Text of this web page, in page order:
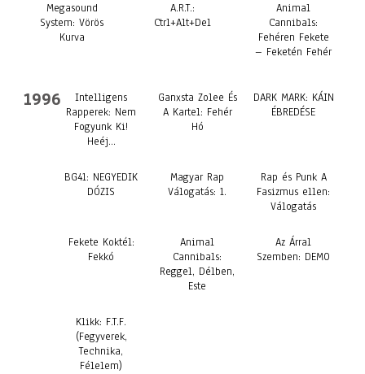
Megasound
System: Vörös
Kurva
A.R.T.:
Ctrl+Alt+Del
Animal
Cannibals:
Fehéren Fekete
– Feketén Fehér
1996
Intelligens
Rapperek: Nem
Fogyunk Ki!
Heéj…
Ganxsta Zolee És
A Kartel: Fehér
Hó
DARK MARK: KÁIN
ÉBREDÉSE
BG41: NEGYEDIK
DÓZIS
Magyar Rap
Válogatás: 1.
Rap és Punk A
Fasizmus ellen:
Válogatás
Fekete Koktél:
Fekkó
Animal
Cannibals:
Reggel, Délben,
Este
Az Árral
Szemben: DEMO
Klikk: F.T.F.
(Fegyverek,
Technika,
Félelem)